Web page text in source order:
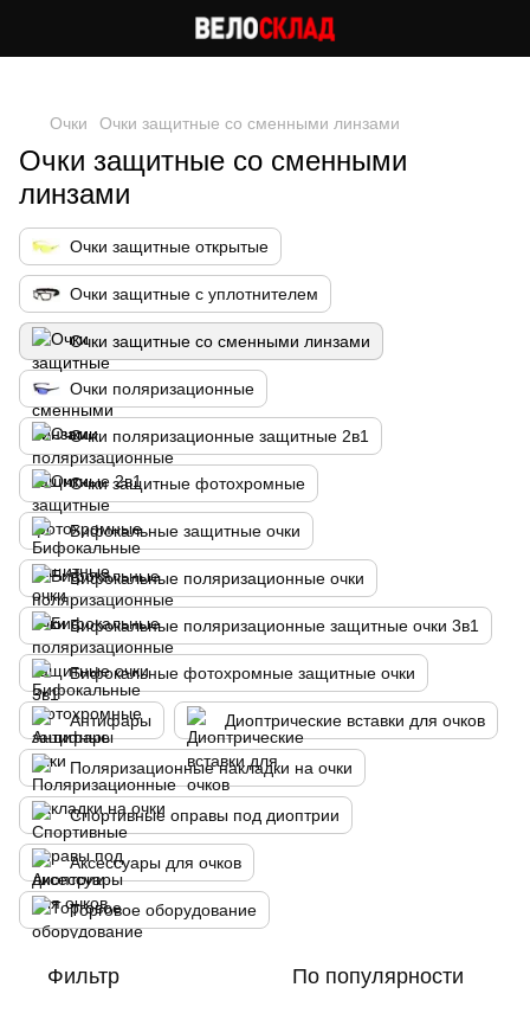
Очки Очки защитные со сменными линзами
Очки защитные со сменными
линзами
Очки защитные открытые
Очки защитные с уплотнителем
Очки защитные со сменными линзами
Очки поляризационные
Очки поляризационные защитные 2в1
Очки защитные фотохромные
Бифокальные защитные очки
Бифокальные поляризационные очки
Бифокальные поляризационные защитные очки 3в1
Бифокальные фотохромные защитные очки
Антифары Диоптрические вставки для очков
Поляризационные накладки на очки
Спортивные оправы под диоптрии
Аксессуары для очков
Торговое оборудование
Фильтр По популярности